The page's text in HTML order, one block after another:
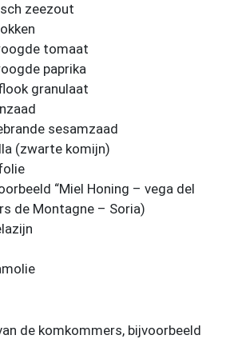
zeezout
tomaat
paprika
granulaat
sesamzaad
(zwarte komijn)
“Miel Honing – vega del
de Montagne – Soria)
de komkommers, bijvoorbeeld